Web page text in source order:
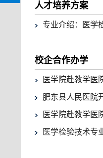
人才培养方案
专业介绍：医学
校企合作办学
医学院赴教学医
肥东县人民医院
医学院赴教学医
医学检验技术专